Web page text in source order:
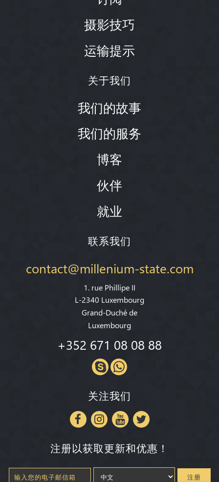
摄影技巧
运输提示
关于我们
我们的故事
我们的服务
博客
伙伴
就业
联系我们
contact@millenium-state.com
1. rue Phillipe II
L-2340 Luxembourg
Grand-Duché de
Luxembourg
+352 671 08 08 88
关注我们
注册以获取更新和优惠！
注册